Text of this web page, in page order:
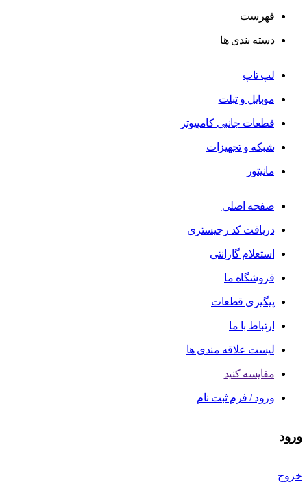
فهرست
دسته بندی ها
لپ تاپ
موبایل و تبلت
قطعات جانبی کامپیوتر
شبکه و تجهیزات
مانیتور
صفحه اصلی
دریافت کد رجیستری
استعلام گارانتی
فروشگاه ما
پیگیری قطعات
ارتباط با ما
لیست علاقه مندی ها
مقایسه کنید
ورود / فرم ثبت نام
ورود
خروج